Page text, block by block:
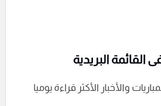
القائمة البريدية
والأخبار الأكثر قراءة يوميا